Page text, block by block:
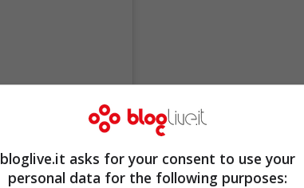
bloglive.it asks for your consent to use your
personal data for the following purposes: